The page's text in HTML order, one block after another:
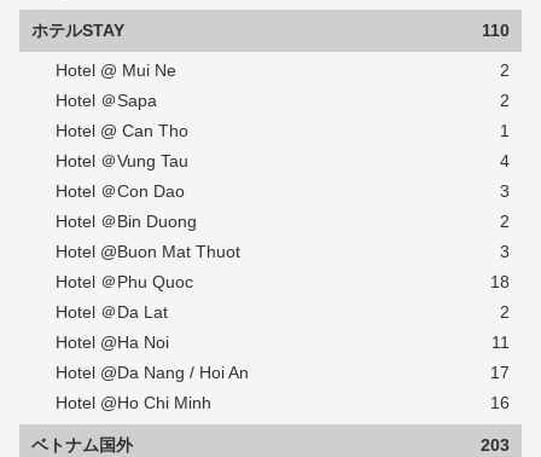
ホテルSTAY 110
Hotel @ Mui Ne
2
Hotel ＠Sapa
2
Hotel @ Can Tho
1
Hotel ＠Vung Tau
4
Hotel ＠Con Dao
3
Hotel ＠Bin Duong
2
Hotel @Buon Mat Thuot
3
Hotel ＠Phu Quoc
18
Hotel ＠Da Lat
2
Hotel @Ha Noi
11
Hotel @Da Nang / Hoi An
17
Hotel @Ho Chi Minh
16
ベトナム国外 203